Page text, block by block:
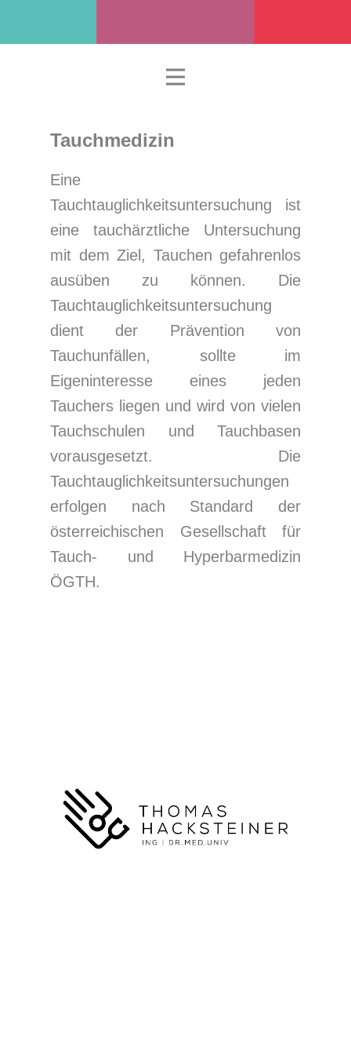
Tauchmedizin
Eine
Tauchtauglichkeitsuntersuchung ist
eine tauchärztliche Untersuchung
mit dem Ziel, Tauchen gefahrenlos
ausüben zu können. Die
Tauchtauglichkeitsuntersuchung
dient der Prävention von
Tauchunfällen, sollte im
Eigeninteresse eines jeden
Tauchers liegen und wird von vielen
Tauchschulen und Tauchbasen
vorausgesetzt. Die
Tauchtauglichkeitsuntersuchungen
erfolgen nach Standard der
österreichischen Gesellschaft für
Tauch- und Hyperbarmedizin
ÖGTH.